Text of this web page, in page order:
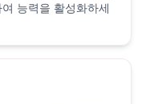
능력을 활성화하세